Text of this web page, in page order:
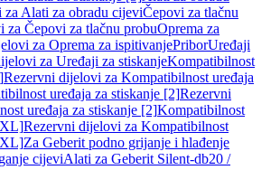
Alati za obradu cijeviČepovi za tlačnu
za Čepovi za tlačnu probuOprema za
za Oprema za ispitivanjePriborUređaji
za Uređaji za stiskanjeKompatibilnost
Rezervni dijelovi za Kompatibilnost uređaja
uređaja za stiskanje [2]Rezervni
uređaja za stiskanje [2]Kompatibilnost
Rezervni dijelovi za Kompatibilnost
Za Geberit podno grijanje i hlađenje
cijeviAlati za Geberit Silent-db20 /